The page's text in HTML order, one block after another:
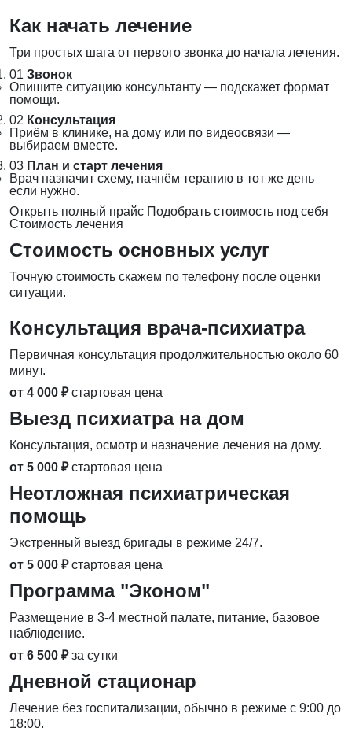
Как начать лечение
Три простых шага от первого звонка до начала лечения.
01 Звонок
Опишите ситуацию консультанту — подскажет формат
помощи.
02 Консультация
Приём в клинике, на дому или по видеосвязи —
выбираем вместе.
03 План и старт лечения
Врач назначит схему, начнём терапию в тот же день
если нужно.
Открыть полный прайс Подобрать стоимость под себя
Стоимость лечения
Стоимость основных услуг
Точную стоимость скажем по телефону после оценки
ситуации.
Консультация врача-психиатра
Первичная консультация продолжительностью около 60
минут.
от 4 000 ₽ стартовая цена
Выезд психиатра на дом
Консультация, осмотр и назначение лечения на дому.
от 5 000 ₽ стартовая цена
Неотложная психиатрическая
помощь
Экстренный выезд бригады в режиме 24/7.
от 5 000 ₽ стартовая цена
Программа "Эконом"
Размещение в 3-4 местной палате, питание, базовое
наблюдение.
от 6 500 ₽ за сутки
Дневной стационар
Лечение без госпитализации, обычно в режиме с 9:00 до
18:00.